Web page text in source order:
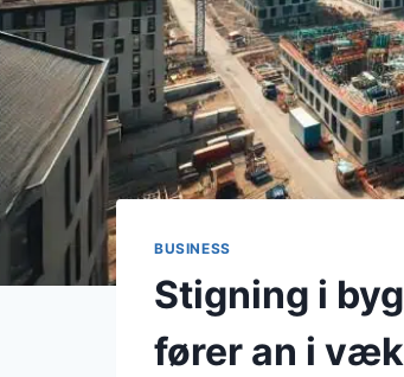
BUSINESS
Stigning i
fører an i